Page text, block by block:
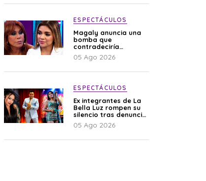
ESPECTÁCULOS
Magaly anuncia una
bomba que
contradeciría
comunicado de La
Bella Luz: “Hay un
05 Ago 2026
ESPECTÁCULOS
Ex integrantes de La
Bella Luz rompen su
silencio tras denuncia
de Naldy: “Todo el
mundo lo sabía”
05 Ago 2026